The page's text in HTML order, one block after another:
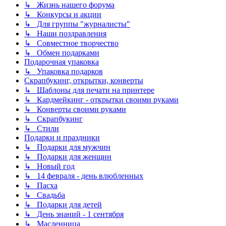
↳ Жизнь нашего форума
↳ Конкурсы и акции
↳ Для группы "журналисты"
↳ Наши поздравления
↳ Совместное творчество
↳ Обмен подарками
Подарочная упаковка
↳ Упаковка подарков
Скрапбукинг, открытки, конверты
↳ Шаблоны для печати на принтере
↳ Кардмейкинг - открытки своими руками
↳ Конверты своими руками
↳ Скрапбукинг
↳ Стили
Подарки и праздники
↳ Подарки для мужчин
↳ Подарки для женщин
↳ Новый год
↳ 14 февраля - день влюбленных
↳ Пасха
↳ Свадьба
↳ Подарки для детей
↳ День знаний - 1 сентября
↳ Масленница